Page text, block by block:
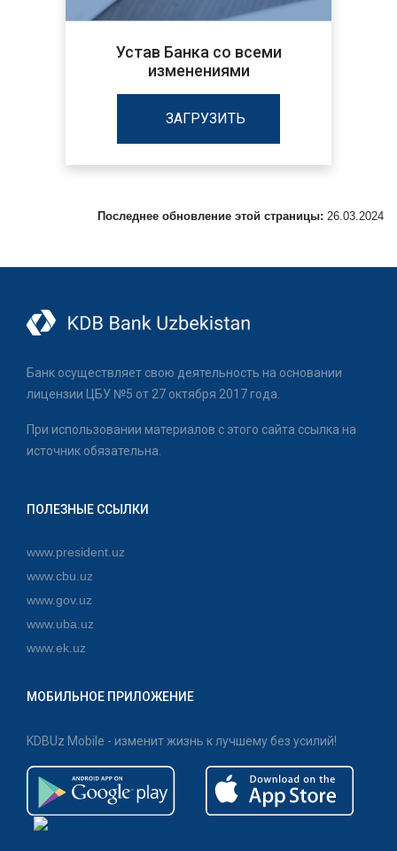
Устав Банка со всеми
изменениями
ЗАГРУЗИТЬ
Последнее обновление этой страницы: 26.03.2024
Банк осуществляет свою деятельность на основании
лицензии ЦБУ №5 от 27 октября 2017 года.
При использовании материалов с этого сайта ссылка на
источник обязательна.
ПОЛЕЗНЫЕ ССЫЛКИ
www.president.uz
www.cbu.uz
www.gov.uz
www.uba.uz
www.ek.uz
МОБИЛЬНОЕ ПРИЛОЖЕНИЕ
KDBUz Mobile - изменит жизнь к лучшему без усилий!